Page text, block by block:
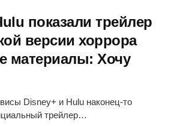
показали трейлер
версии хоррора
материалы: Хочу
Disney+ и Hulu наконец-то
трейлер…